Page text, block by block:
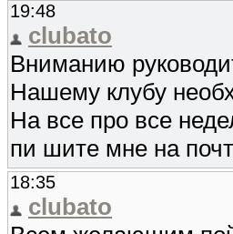
19:48
clubato
Вниманию
Нашему клубу
На все про все
пи шите мне на
18:35
clubato